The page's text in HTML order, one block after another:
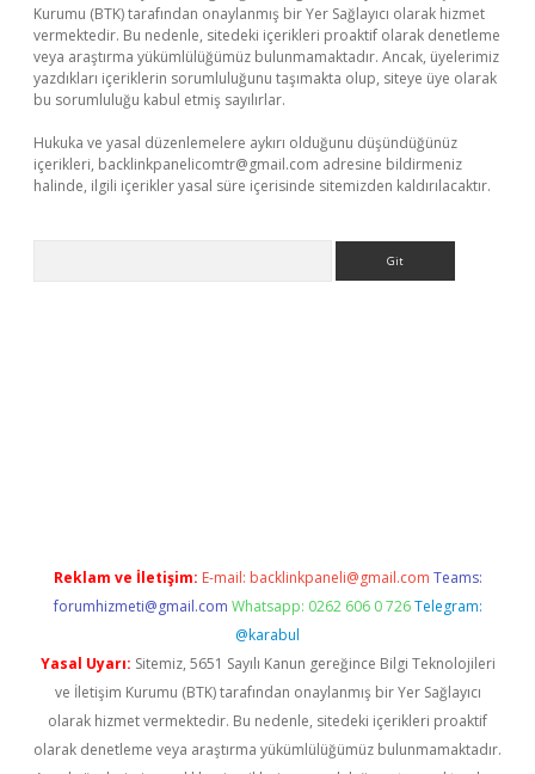
Kurumu (BTK) tarafından onaylanmış bir Yer Sağlayıcı olarak hizmet
vermektedir. Bu nedenle, sitedeki içerikleri proaktif olarak denetleme
veya araştırma yükümlülüğümüz bulunmamaktadır. Ancak, üyelerimiz
yazdıkları içeriklerin sorumluluğunu taşımakta olup, siteye üye olarak
bu sorumluluğu kabul etmiş sayılırlar.
Hukuka ve yasal düzenlemelere aykırı olduğunu düşündüğünüz
içerikleri, backlinkpanelicomtr@gmail.com adresine bildirmeniz
halinde, ilgili içerikler yasal süre içerisinde sitemizden kaldırılacaktır.
Reklam ve İletişim: E-mail: backlinkpaneli@gmail.com Teams:
forumhizmeti@gmail.com Whatsapp: 0262 606 0 726 Telegram:
@karabul
Yasal Uyarı: Sitemiz, 5651 Sayılı Kanun gereğince Bilgi Teknolojileri
ve İletişim Kurumu (BTK) tarafından onaylanmış bir Yer Sağlayıcı
olarak hizmet vermektedir. Bu nedenle, sitedeki içerikleri proaktif
olarak denetleme veya araştırma yükümlülüğümüz bulunmamaktadır.